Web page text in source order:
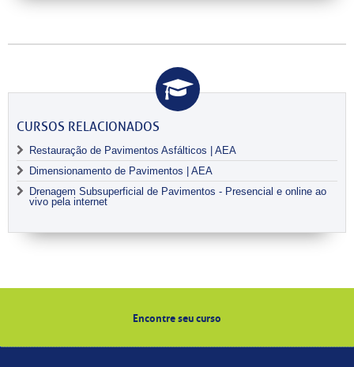
CURSOS RELACIONADOS
Restauração de Pavimentos Asfálticos | AEA
Dimensionamento de Pavimentos | AEA
Drenagem Subsuperficial de Pavimentos - Presencial e online ao
vivo pela internet
Encontre seu curso